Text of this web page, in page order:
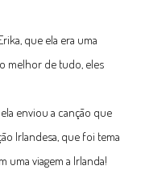
que ela era uma
melhor de tudo, eles
enviou a canção que
Irlandesa, que foi tema
uma viagem a Irlanda!